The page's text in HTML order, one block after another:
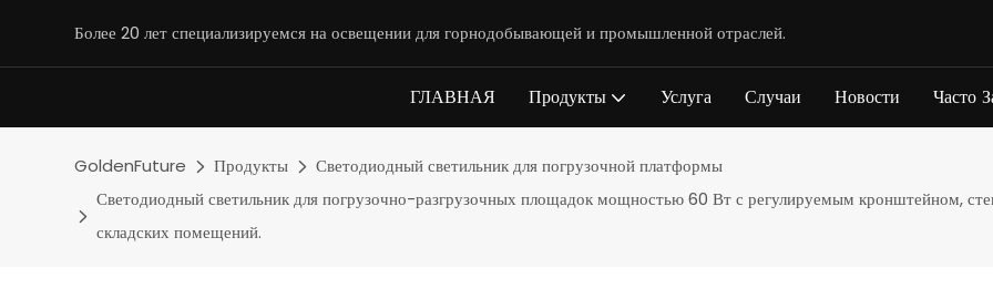
Более 20 лет специализируемся на освещении для горнодобывающей и промышленной отраслей.
ГЛАВНАЯ Продукты Услуга Случаи Новости Часто
GoldenFuture Продукты
Светодиодный светильник для погрузочной платформы
Светодиодный светильник для погрузочно-разгрузочных площадок мощностью 60 Вт с регулируемым кронштейном,
складских помещений.